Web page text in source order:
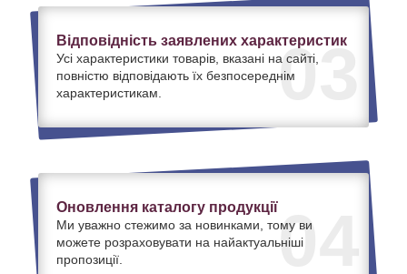
03
Відповідність заявлених характеристик
Усі характеристики товарів, вказані на сайті,
повністю відповідають їх безпосереднім
характеристикам.
04
Оновлення каталогу продукції
Ми уважно стежимо за новинками, тому ви
можете розраховувати на найактуальніші
пропозиції.